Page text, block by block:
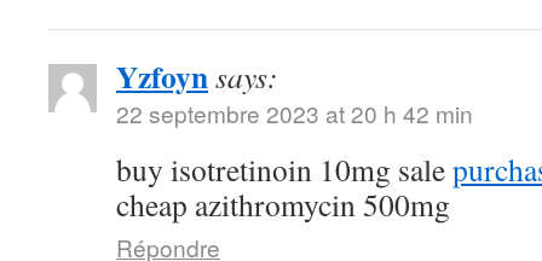
Yzfoynsays:
22 septembre 2023 at 20 h 42 min
buy isotretinoin 10mg sale
cheap azithromycin 500mg
Répondre